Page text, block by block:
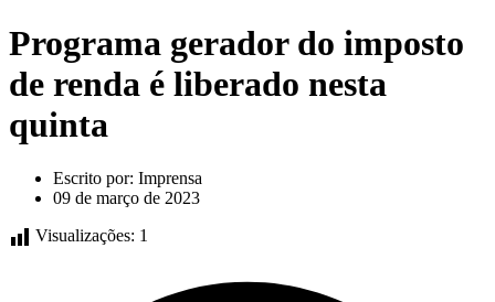
Programa gerador do imposto
de renda é liberado nesta
quinta
Escrito por: Imprensa
09 de março de 2023
Visualizações: 1